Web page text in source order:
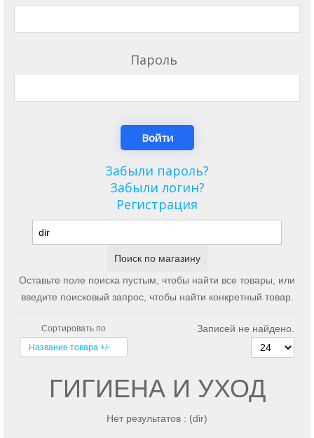
Пароль
Забыли пароль?
Забыли логин?
Регистрация
Оставьте поле поиска пустым, чтобы найти все товары, или
введите поисковый запрос, чтобы найти конкретный товар.
Сортировать по
Название товара +/-
Записей не найдено.
ГИГИЕНА И УХОД
Нет результатов : (dir)